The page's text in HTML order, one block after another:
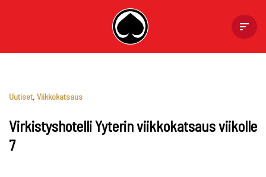
Virkistyshotelli Yyterin viikkokatsaus viikolle
7
Uutiset, Viikkokatsaus